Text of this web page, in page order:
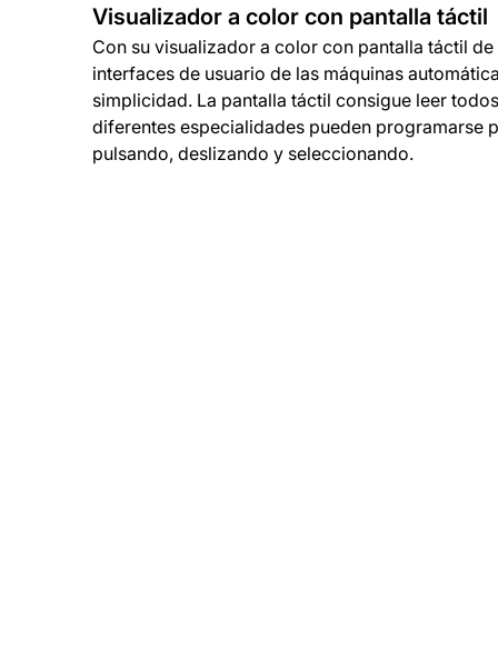
Visualizador a color con pantalla táctil
Con su visualizador a color con pantalla táctil
interfaces de usuario de las máquinas
simplicidad. La pantalla táctil consigue leer
diferentes especialidades pueden programarse
pulsando, deslizando y seleccionando.